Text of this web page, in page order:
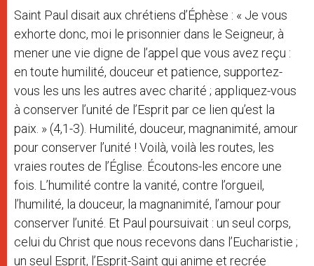
Saint Paul disait aux chrétiens d’Éphèse : « Je vous
exhorte donc, moi le prisonnier dans le Seigneur, à
mener une vie digne de l’appel que vous avez reçu :
en toute humilité, douceur et patience, supportez-
vous les uns les autres avec charité ; appliquez-vous
à conserver l’unité de l’Esprit par ce lien qu’est la
paix. » (4,1-3). Humilité, douceur, magnanimité, amour
pour conserver l’unité ! Voilà, voilà les routes, les
vraies routes de l’Église. Écoutons-les encore une
fois. L’humilité contre la vanité, contre l’orgueil,
l’humilité, la douceur, la magnanimité, l’amour pour
conserver l’unité. Et Paul poursuivait : un seul corps,
celui du Christ que nous recevons dans l’Eucharistie ;
un seul Esprit, l’Esprit-Saint qui anime et recrée